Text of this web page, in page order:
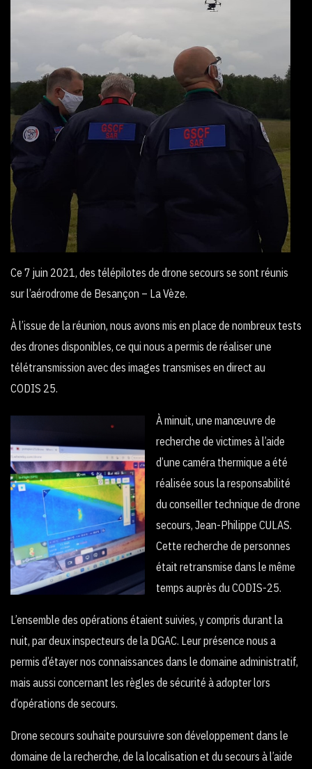
Ce 7 juin 2021, des télépilotes de drone secours se sont réunis
sur l’aérodrome de Besançon – La Vèze.
À l’issue de la réunion, nous avons mis en place de nombreux tests
des drones disponibles, ce qui nous a permis de réaliser une
télétransmission avec des images transmises en direct au
CODIS 25.
À minuit, une manœuvre de
recherche de victimes à l’aide
d’une caméra thermique a été
réalisée sous la responsabilité
du conseiller technique de drone
secours, Jean-Philippe CULAS.
Cette recherche de personnes
était retransmise dans le même
temps auprès du CODIS-25.
L’ensemble des opérations étaient suivies, y compris durant la
nuit, par deux inspecteurs de la DGAC. Leur présence nous a
permis d’étayer nos connaissances dans le domaine administratif,
mais aussi concernant les règles de sécurité à adopter lors
d’opérations de secours.
Drone secours souhaite poursuivre son développement dans le
domaine de la recherche, de la localisation et du secours à l’aide